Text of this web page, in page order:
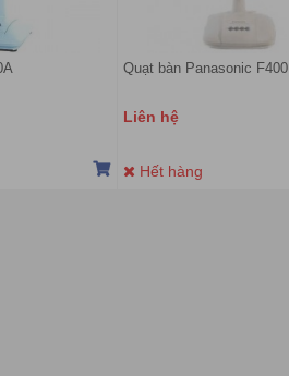
Quạt bàn Panasonic F400
Liên hệ
Hết hàng